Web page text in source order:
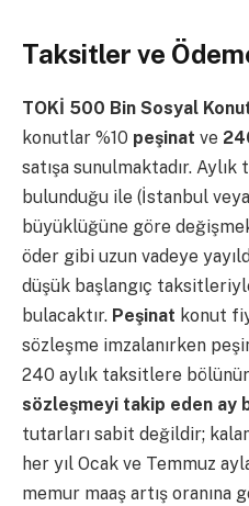
Taksitler ve
TOKİ 500 Bin Sosyal
konutlar %10 peşinat ve
satışa sunulmaktadır.
bulunduğu ile (İstanbul
büyüklüğüne göre
öder gibi uzun vadeye
düşük başlangıç
bulacaktır. Peşinat konut
sözleşme imzalanırken
240 aylık taksitlere
sözleşmeyi takip eden ay
tutarları sabit değildir;
her yıl Ocak ve Temmuz
memur maaş artış oranına